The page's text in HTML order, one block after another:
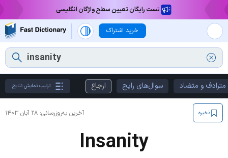
تست رایگان تعیین سطح واژگان انگلیسی
خرید اشتراک
مترادف و متضاد سوال‌های رایج ارجاع ترتیب نمایش نتایج
آخرین به‌روزرسانی: ۲۸ آبان ۱۴۰۳ ذخیره
Insanity